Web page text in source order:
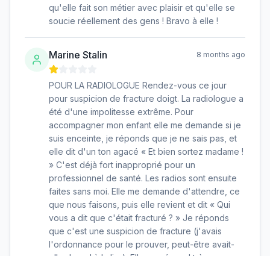
qu'elle fait son métier avec plaisir et qu'elle se
soucie réellement des gens ! Bravo à elle !
Marine Stalin 8 months ago
POUR LA RADIOLOGUE Rendez-vous ce jour
pour suspicion de fracture doigt. La radiologue a
été d'une impolitesse extrême. Pour
accompagner mon enfant elle me demande si je
suis enceinte, je réponds que je ne sais pas, et
elle dit d'un ton agacé « Et bien sortez madame !
» C'est déjà fort inapproprié pour un
professionnel de santé. Les radios sont ensuite
faites sans moi. Elle me demande d'attendre, ce
que nous faisons, puis elle revient et dit « Qui
vous a dit que c'était fracturé ? » Je réponds
que c'est une suspicion de fracture (j'avais
l'ordonnance pour le prouver, peut-être avait-